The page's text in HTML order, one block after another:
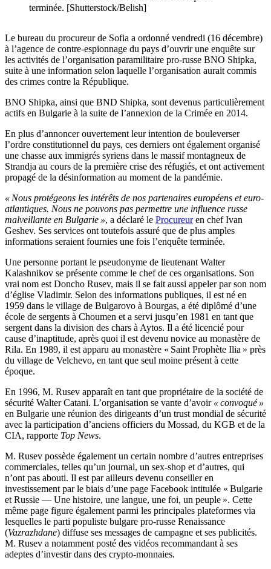
terminée. [Shutterstock/Belish]
Le bureau du procureur de Sofia a ordonné vendredi (16 décembre)
à l’agence de contre-espionnage du pays d’ouvrir une enquête sur
les activités de l’organisation paramilitaire pro-russe BNO Shipka,
suite à une information selon laquelle l’organisation aurait commis
des crimes contre la République.
BNO Shipka, ainsi que BND Shipka, sont devenus particulièrement
actifs en Bulgarie à la suite de l’annexion de la Crimée en 2014.
En plus d’annoncer ouvertement leur intention de bouleverser
l’ordre constitutionnel du pays, ces derniers ont également organisé
une chasse aux immigrés syriens dans le massif montagneux de
Strandja au cours de la première crise des réfugiés, et ont activement
propagé de la désinformation au moment de la pandémie.
« Nous protégeons les intérêts de nos partenaires européens et euro-
atlantiques. Nous ne pouvons pas permettre une influence russe
malveillante en Bulgarie », a déclaré le Procureuren chef Ivan
Geshev. Ses services ont toutefois assuré que de plus amples
informations seraient fournies une fois l’enquête terminée.
Une personne portant le pseudonyme de lieutenant Walter
Kalashnikov se présente comme le chef de ces organisations. Son
vrai nom est Doncho Rusev, mais il se fait aussi appeler par son nom
d’église Vladimir. Selon des informations publiques, il est né en
1959 dans le village de Bulgarovo à Bourgas, a été diplômé d’une
école de sergents à Choumen et a servi jusqu’en 1981 en tant que
sergent dans la division des chars à Aytos. Il a été licencié pour
cause d’inaptitude, après quoi il est devenu novice au monastère de
Rila. En 1989, il est apparu au monastère « Saint Prophète Ilia » près
du village de Velchevo, en tant que seul moine présent à cette
époque.
En 1996, M. Rusev apparaît en tant que propriétaire de la société de
sécurité Walter Catani. L’organisation se vante d’avoir« convoqué »
en Bulgarie une réunion des dirigeants d’un trust mondial de sécurité
avec la participation d’anciens officiers du Mossad, du KGB et de la
CIA, rapporte Top News.
M. Rusev possède également un certain nombre d’autres entreprises
commerciales, telles qu’un journal, un sex-shop et d’autres, qui
n’ont pas abouti. Il est par ailleurs devenu conseiller en
investissement par le biais d’une page Facebook intitulée « Bulgarie
et Russie — Une histoire, une langue, une foi, un peuple ». Cette
même page figure également parmi les principales plateformes via
lesquelles le parti populiste bulgare pro-russe Renaissance
(Vazrazhdane) diffuse ses messages de campagne et ses publicités.
M. Rusev a notamment posté des vidéos recommandant à ses
adeptes d’investir dans des crypto-monnaies.